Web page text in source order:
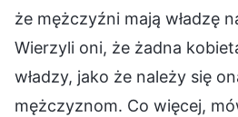
że mężczyźni mają władzę
Wierzyli oni, że żadna
władzy, jako że należy się
mężczyznom. Co więcej,